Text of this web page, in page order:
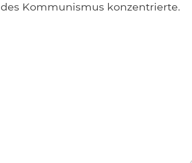
des Kommunismus konzentrierte.